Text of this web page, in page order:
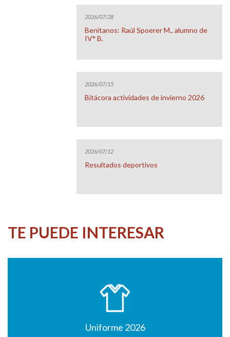
2026/07/28
Benitanos: Raúl Spoerer M., alumno de
IV° B.
2026/07/15
Bitácora actividades de invierno 2026
2026/07/12
Resultados deportivos
TE PUEDE INTERESAR
Uniforme 2026